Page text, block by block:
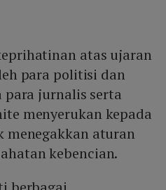
atas ujaran
para politisi dan
jurnalis serta
menyerukan kepada
menegakkan aturan
kebencian.